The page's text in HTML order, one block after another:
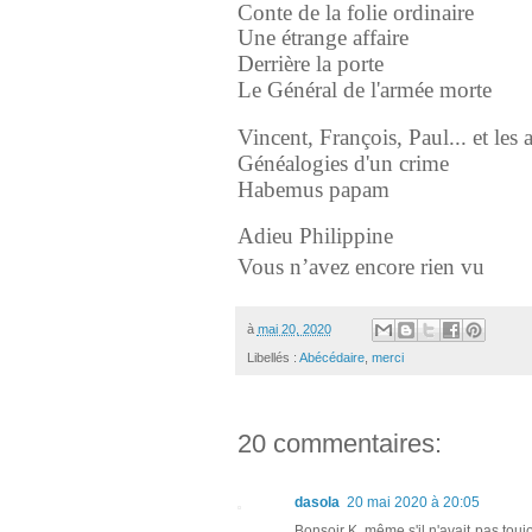
Conte de la folie ordinaire
Une étrange affaire
Derrière la porte
Le Général de l'armée morte
Vincent, François, Paul... et les
Généalogies d'un crime
Habemus papam
Adieu Philippine
Vous n’avez encore rien vu
à mai 20, 2020
Libellés : Abécédaire, merci
20 commentaires:
dasola 20 mai 2020 à 20:05